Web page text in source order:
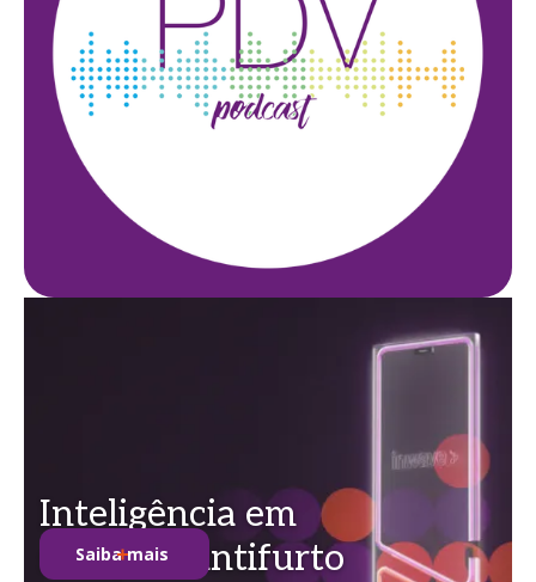
Inteligência em
soluções antifurto
Saiba mais